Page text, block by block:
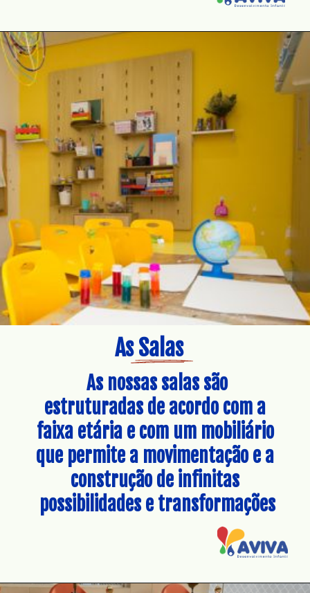
As Salas
As nossas salas são
estruturadas de acordo com a
faixa etária e com um mobiliário
que permite a movimentação e a
construção de infinitas
possibilidades e transformações